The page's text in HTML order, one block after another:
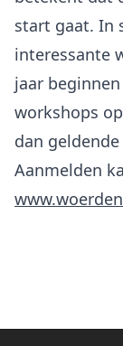
start gaat. In
interessante
jaar
workshops
dan
Aanmelden